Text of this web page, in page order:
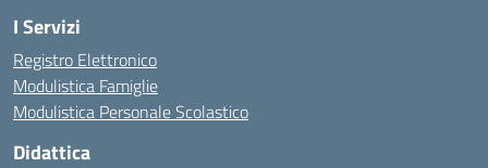
I Servizi
Registro Elettronico
Modulistica Famiglie
Modulistica Personale Scolastico
Didattica